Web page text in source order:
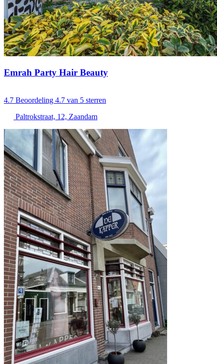
Emrah Party Hair Beauty
4.7 Beoordeling 4.7 van 5 sterren
Paltrokstraat, 12, Zaandam